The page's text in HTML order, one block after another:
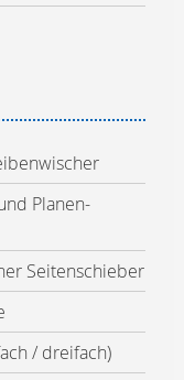
Planen-
Seitenschieber
/ dreifach)